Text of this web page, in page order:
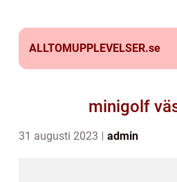
ALLTOMUPPLEVELSER.se
minigolf
31 augusti 2023 admin